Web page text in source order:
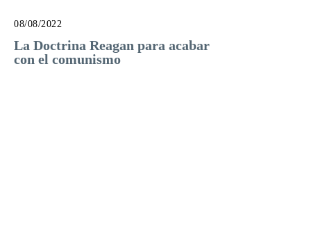
08/08/2022
La Doctrina Reagan para acabar
con el comunismo